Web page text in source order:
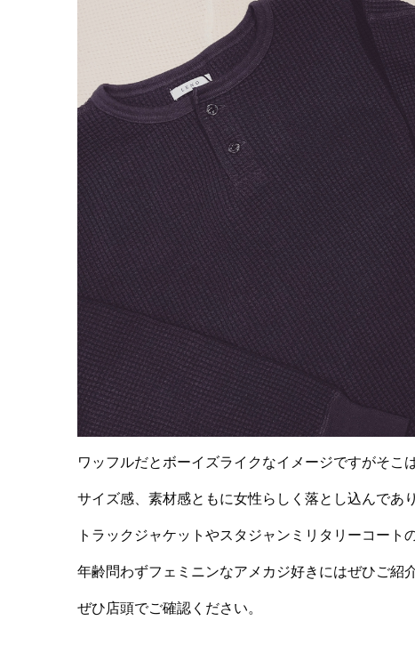
ワッフルだとボーイズライクなイメージですがそこ
サイズ感、素材感ともに女性らしく落とし込んであり
トラックジャケットやスタジャンミリタリーコート
年齢問わずフェミニンなアメカジ好きにはぜひご紹
ぜひ店頭でご確認ください。